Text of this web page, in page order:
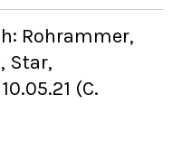
Rohrammer,
Star,
(C.